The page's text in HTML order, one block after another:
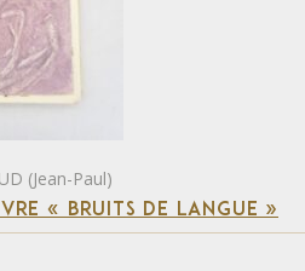
(Jean-Paul)
« BRUITS DE LANGUE »